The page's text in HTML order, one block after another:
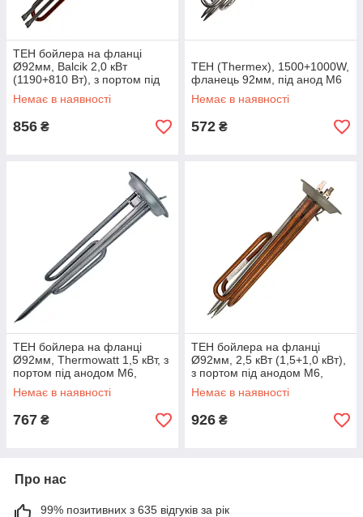
ТЕН бойлера на фланці
Ø92мм, Balcik 2,0 кВт
(1190+810 Вт), з портом під
анодом M6, мідний
Немає в наявності
856 ₴
ТЕН (Thermex), 1500+1000W,
фланець 92мм, під анод M6
Немає в наявності
572 ₴
ТЕН бойлера на фланці
Ø92мм, Thermowatt 1,5 кВт, з
портом під анодом M6,
нержавіюча сталь
Немає в наявності
767 ₴
ТЕН бойлера на фланці
Ø92мм, 2,5 кВт (1,5+1,0 кВт),
з портом під анодом M6,
мідний
Немає в наявності
926 ₴
Про нас
99% позитивних з 635 відгуків за рік